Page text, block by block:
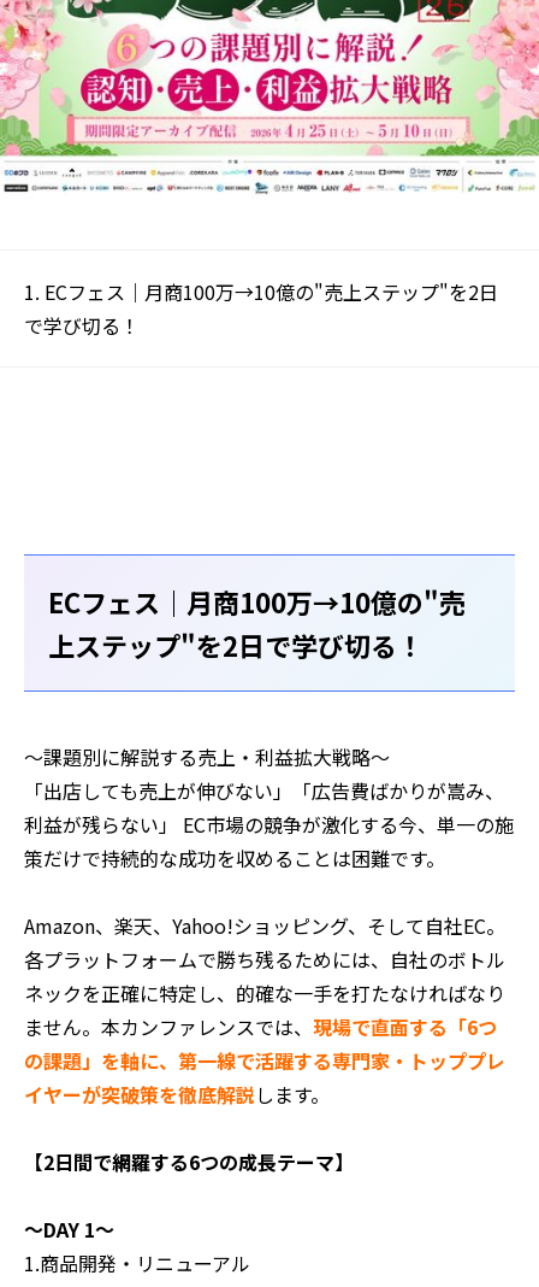
ECフェス｜月商100万→10億の"売上ステップ"を2日
で学び切る！
ECフェス｜月商100万→10億の"売
上ステップ"を2日で学び切る！
～課題別に解説する売上・利益拡大戦略～
「出店しても売上が伸びない」「広告費ばかりが嵩み、
利益が残らない」 EC市場の競争が激化する今、単一の施
策だけで持続的な成功を収めることは困難です。
Amazon、楽天、Yahoo!ショッピング、そして自社EC。
各プラットフォームで勝ち残るためには、自社のボトル
ネックを正確に特定し、的確な一手を打たなければなり
ません。本カンファレンスでは、 現場で直面する「6つ
の課題」を軸に、第一線で活躍する専門家・トッププレ
イヤーが突破策を徹底解説します。
【2日間で網羅する6つの成長テーマ】
〜DAY 1〜
1.商品開発・リニューアル